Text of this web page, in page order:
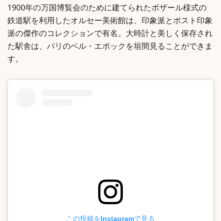
1900年の万国博覧会のために建てられたボザール様式の
鉄道駅を利用したオルセー美術館は、印象派とポスト印象
派の傑作のコレクションで有名。大時計と美しく保存され
た駅舎は、パリのベル・エポックを垣間見ることができま
す。
この投稿をInstagramで見る